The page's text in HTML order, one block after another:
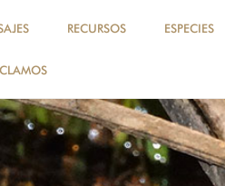
RECURSOS ESPECIES